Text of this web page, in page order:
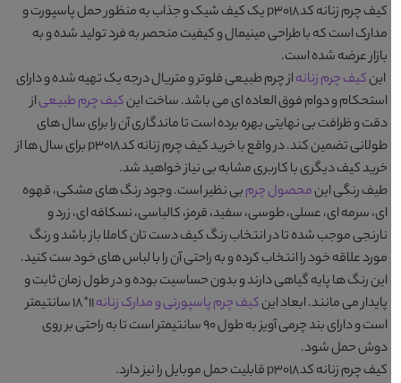
کیف چرم زنانه کدp3018
یک کیف شیک و جذاب به منظور حمل پاسپورت و
مدارک است که با طراحی مینیمال و کیفیت منحصر به فرد تولید شده و به
بازار عرضه شده است.
اینکیف چرم زنانهاز چرم طبیعی فلوتر و متریال درجه یک تهیه شده و دارای
استحکام و دوام فوق العاده ای می باشد. ساخت اینکیف چرم طبیعیاز
دقت و ظرافت بی نهایتی بهره برده است تا ماندگاری آن را برای سال های
طولانی تضمین کند. در واقع با خریدکیف چرم زنانه کدp3018
برای سال ها از
خرید کیف دیگری با کاربری مشابه بی نیاز خواهید شد.
طیف رنگی اینمحصول چرمبی نظیر است. وجود رنگ هایمشکی، قهوه
ای، سرمه ای، عسلی، طوسی، سفید، قرمز، کالباسی، نسکافه ای، زرد و
نارنجیموجب شده تا در انتخاب رنگ کیف دست تان کاملا باز باشد و رنگ
مورد علاقه خود را انتخاب کرده و به راحتی آن را با لباس های خود ست کنید.
این رنگ ها پایه گیاهی دارند و بدون حساسیت بوده و در طول زمان ثابت و
پایدار می مانند. ابعاد اینکیف چرم پاسپورتی و مدارک زنانه
11*18 سانتیمتر
است و دارای بند چرمی آویز به طول 90 سانتیمتر است تا به راحتی بر روی
دوش حمل شود.
کیف چرم زنانه کدp3018
قابلیت حمل موبایل را نیز دارد.